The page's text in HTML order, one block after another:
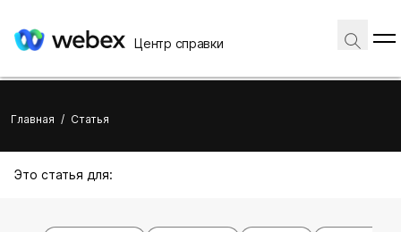
Центр справки
Главная / Статья
Это статья для: